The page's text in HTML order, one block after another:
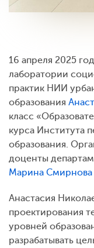
16 апреля 2025
лаборатории
практик НИИ
образования
класс
курса Института
образования.
доценты
Марина Смирнова
Анастасия
проектирования
уровней
разрабатывать